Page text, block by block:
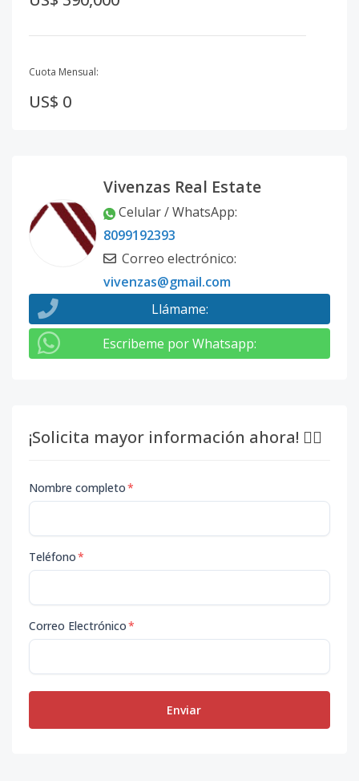
Cuota Mensual:
US$ 0
Vivenzas Real Estate
Celular / WhatsApp:
8099192393
Correo electrónico:
vivenzas@gmail.com
Llámame:
Escribeme por Whatsapp:
¡Solicita mayor información ahora! 👇🏽
Nombre completo*
Teléfono*
Correo Electrónico*
Enviar